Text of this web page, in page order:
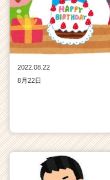
2022.08.22
8月22日